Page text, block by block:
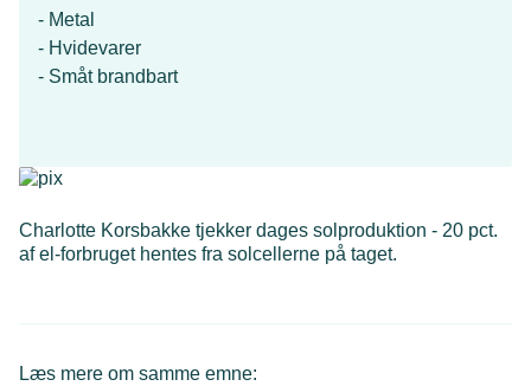
- Metal
- Hvidevarer
- Småt brandbart
Charlotte Korsbakke tjekker dages solproduktion - 20 pct.
af el-forbruget hentes fra solcellerne på taget.
Læs mere om samme emne: